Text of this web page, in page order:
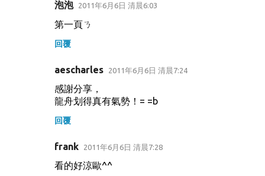
泡泡 2011年6月6日 清晨6:03
第一頁ㄋ
回覆
aescharles 2011年6月6日 清晨7:24
感謝分享，
龍舟划得真有氣勢！= =b
回覆
frank 2011年6月6日 清晨7:28
看的好涼歐^^